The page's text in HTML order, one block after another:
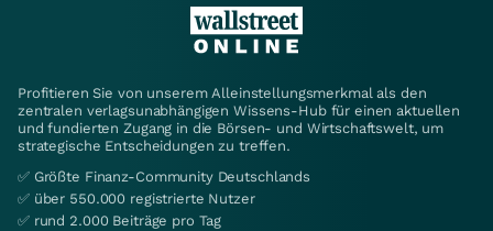
Profitieren Sie von unserem Alleinstellungsmerkmal als den
zentralen verlagsunabhängigen Wissens-Hub für einen aktuellen
und fundierten Zugang in die Börsen- und Wirtschaftswelt, um
strategische Entscheidungen zu treffen.
✅ Größte Finanz-Community Deutschlands
✅ über 550.000 registrierte Nutzer
✅ rund 2.000 Beiträge pro Tag